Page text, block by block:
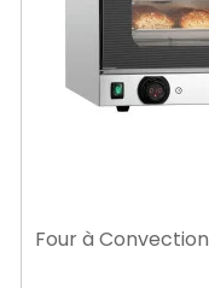
Four à Convection